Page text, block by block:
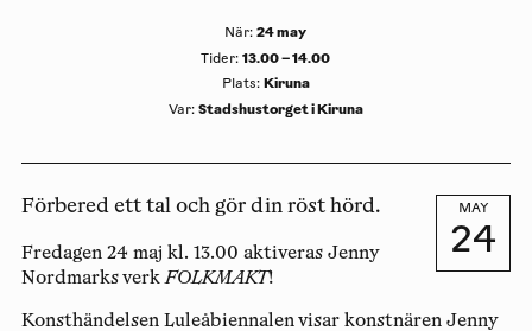
När:24 may
Tider:13.00 – 14.00
Plats: Kiruna
Var: Stadshustorget i Kiruna
MAY
24
Förbered ett tal och gör din röst hörd.
Fredagen 24 maj kl. 13.00 aktiveras Jenny
Nordmarks verkFOLKMAKT!
Konsthändelsen Luleåbiennalen visar konstnären Jenny